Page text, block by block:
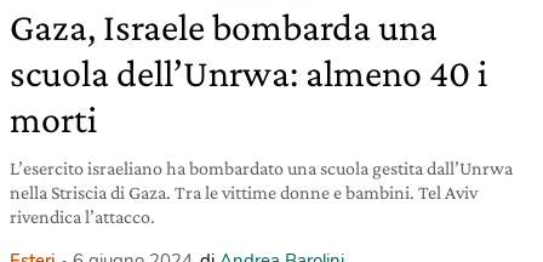
Gaza, Israele bombarda una
scuola dell’Unrwa: almeno 40 i
morti
L’esercito israeliano ha bombardato una scuola gestita dall’Unrwa
nella Striscia di Gaza. Tra le vittime donne e bambini. Tel Aviv
rivendica l’attacco.